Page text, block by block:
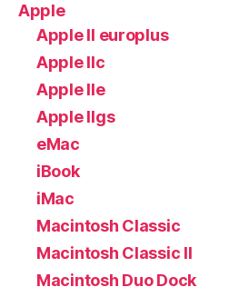
Apple
Apple II europlus
Apple IIc
Apple IIe
Apple IIgs
eMac
iBook
iMac
Macintosh Classic
Macintosh Classic II
Macintosh Duo Dock